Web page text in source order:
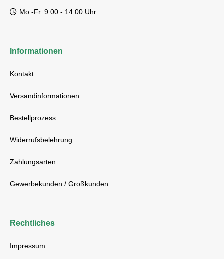
Mo.-Fr. 9:00 - 14:00 Uhr
Informationen
Kontakt
Versandinformationen
Bestellprozess
Widerrufsbelehrung
Zahlungsarten
Gewerbekunden / Großkunden
Rechtliches
Impressum